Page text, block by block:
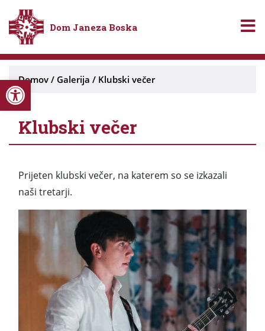
Open toolbar
Dom Janeza Boska
Domov / Galerija / Klubski večer
Klubski večer
Prijeten klubski večer, na katerem so se izkazali
naši tretarji.